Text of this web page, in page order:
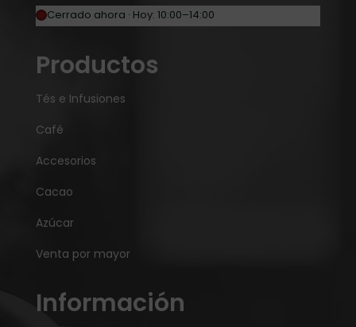
Cerrado ahora · Hoy: 10:00–14:00
Productos
Tés e Infusiones
Café
Accesorios
Cacao
Azúcar
Venta por mayor
Información